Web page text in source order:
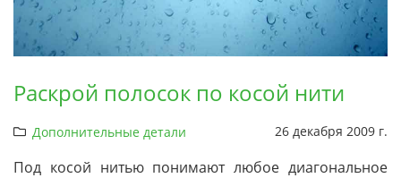
Раскрой полосок по косой нити
Дополнительные детали 26 декабря 2009 г.
Под косой нитью понимают любое диагональное